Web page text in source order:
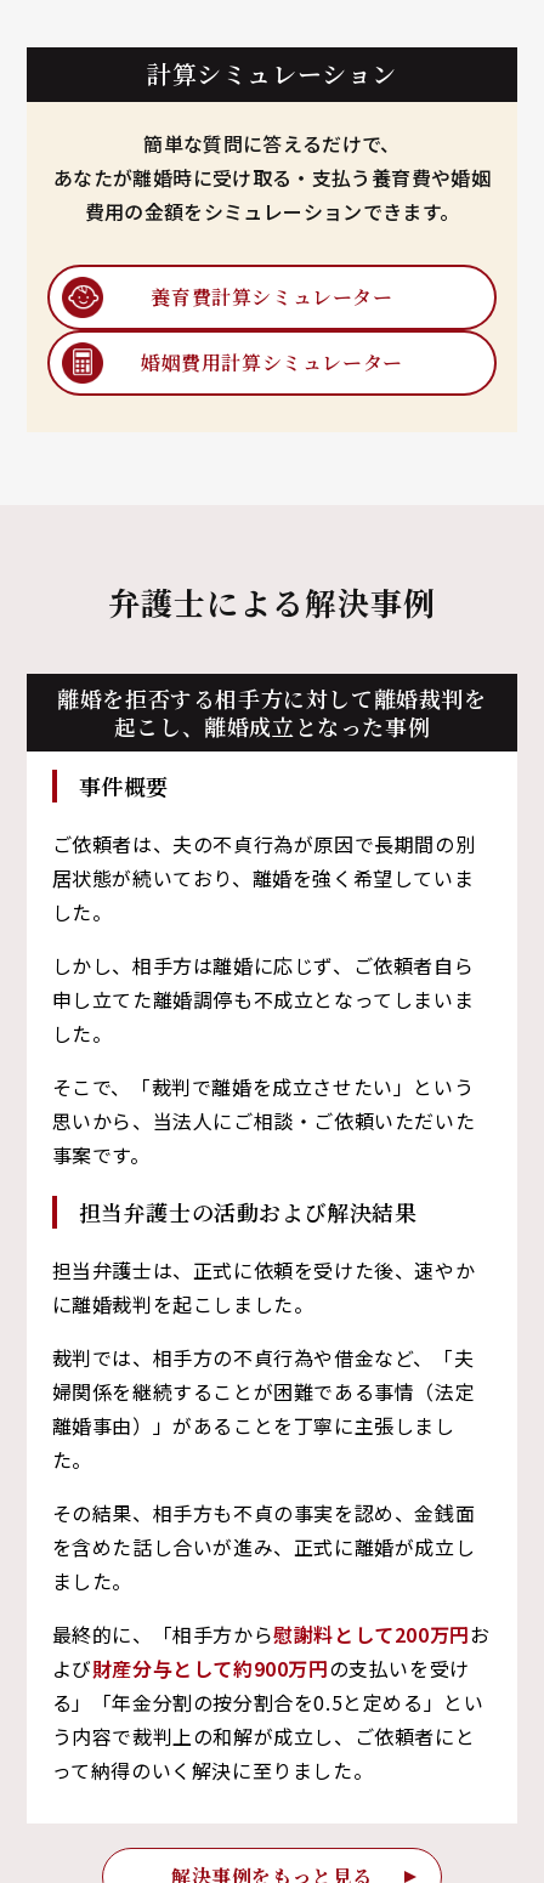
計算シミュレーション
簡単な質問に答えるだけで、
あなたが離婚時に受け取る・支払う養育費や婚姻
費用の金額をシミュレーションできます。
養育費計算シミュレーター
婚姻費用計算シミュレーター
弁護士による解決事例
離婚を拒否する相手方に対して離婚裁判を
起こし、離婚成立となった事例
事件概要
ご依頼者は、夫の不貞行為が原因で長期間の別
居状態が続いており、離婚を強く希望していま
した。
しかし、相手方は離婚に応じず、ご依頼者自ら
申し立てた離婚調停も不成立となってしまいま
した。
そこで、「裁判で離婚を成立させたい」という
思いから、当法人にご相談・ご依頼いただいた
事案です。
担当弁護士の活動および解決結果
担当弁護士は、正式に依頼を受けた後、速やか
に離婚裁判を起こしました。
裁判では、相手方の不貞行為や借金など、「夫
婦関係を継続することが困難である事情（法定
離婚事由）」があることを丁寧に主張しまし
た。
その結果、相手方も不貞の事実を認め、金銭面
を含めた話し合いが進み、正式に離婚が成立し
ました。
最終的に、「相手方から慰謝料として200万円お
よび財産分与として約900万円の支払いを受け
る」「年金分割の按分割合を0.5と定める」とい
う内容で裁判上の和解が成立し、ご依頼者にと
って納得のいく解決に至りました。
解決事例をもっと見る